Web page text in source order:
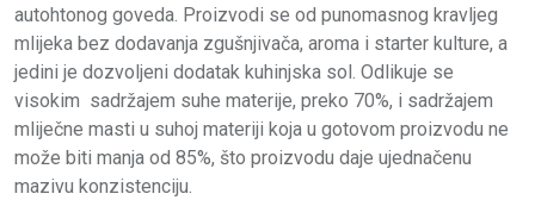
autohtonog goveda. Proizvodi se od punomasnog kravljeg
mlijeka bez dodavanja zgušnjivača, aroma i starter kulture, a
jedini je dozvoljeni dodatak kuhinjska sol. Odlikuje se
visokim sadržajem suhe materije, preko 70%, i sadržajem
mliječne masti u suhoj materiji koja u gotovom proizvodu ne
može biti manja od 85%, što proizvodu daje ujednačenu
mazivu konzistenciju.